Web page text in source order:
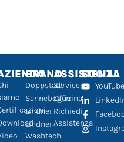
BRAND
Doppstadt
Sennebogen
Lindner
Lindner
Washtech
ASSISTENZA
Service
Officina
Richiedi
Assistenza
SOCIAL